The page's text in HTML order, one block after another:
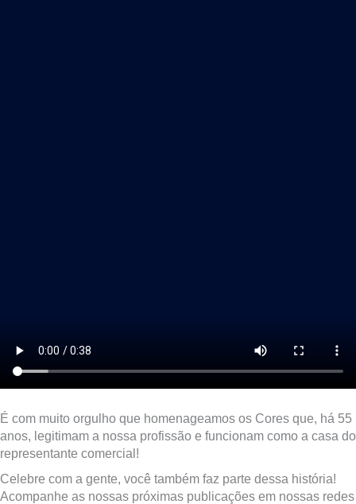
É com muito orgulho que homenageamos os Cores que, há 55
anos, legitimam a nossa profissão e funcionam como a casa do
representante comercial!
Celebre com a gente, você também faz parte dessa história!
Acompanhe as nossas próximas publicações em nossas redes